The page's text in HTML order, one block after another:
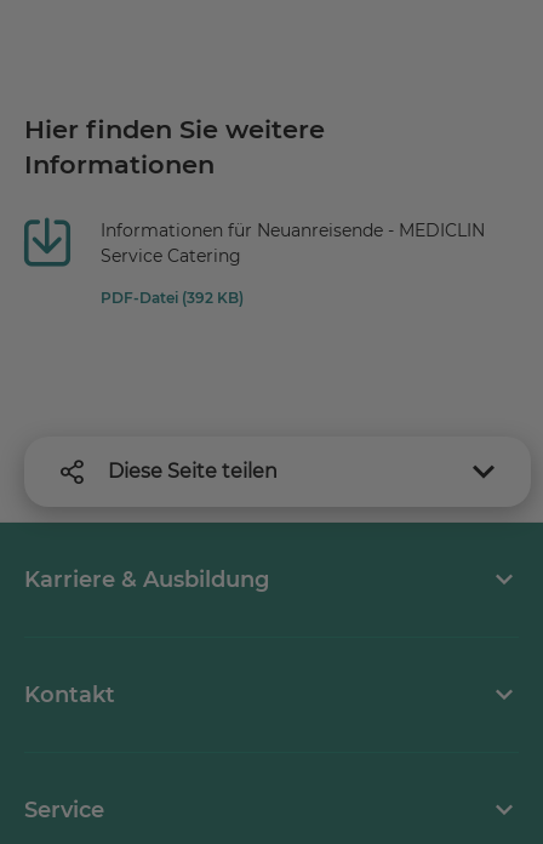
Hier finden Sie weitere
Informationen
Informationen für Neuanreisende - MEDICLIN
Service Catering
PDF-Datei (392 KB)
Diese Seite teilen
Karriere & Ausbildung
Kontakt
Service